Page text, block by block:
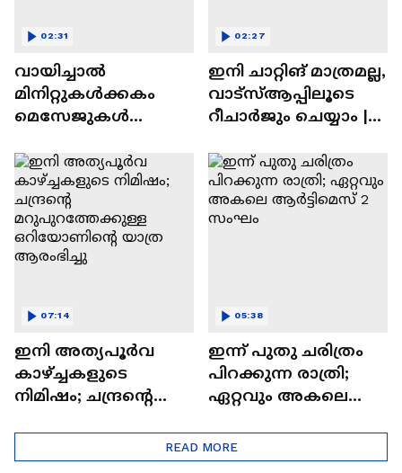
വായിച്ചാൽ
മിനിറ്റുകൾക്കകം
മെസേജുകള്‍
WhatsApp | Tech Talk
02:31
ഇനി ചാറ്റിങ് മാത്രമല്ല,
വാട്‌സ്‌ആപ്പിലൂടെ
റീചാർജും ചെയ്യാം |
Tech Talk
02:27
ഇനി അത്യപൂര്‍വ
കാഴ്ച്ചകളുടെ
നിമിഷം; ചന്ദ്രന്റെ
ഒറിയോണിന്റെ യാത്ര
ആരംഭിച്ചു
07:14
ഇന്ന് പുതു ചരിത്രം
പിറക്കുന്ന രാത്രി;
ഏറ്റവും അകലെ
05:38
READ MORE